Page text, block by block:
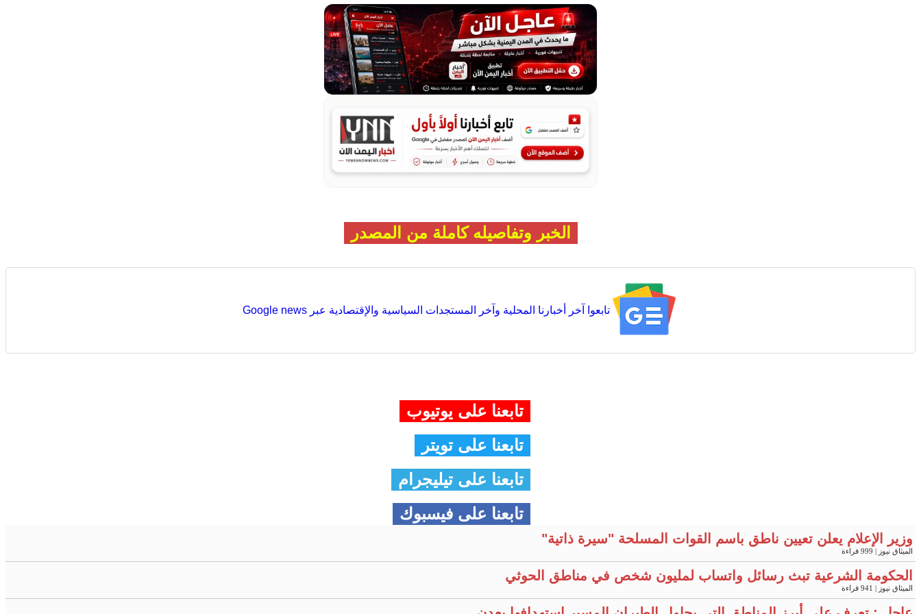
الخبر وتفاصيله كاملة من المصدر
تابعوا آخر أخبارنا المحلية وآخر المستجدات السياسية والإقتصادية عبر Google news
تابعنا على يوتيوب
تابعنا على تويتر
تابعنا على تيليجرام
تابعنا على فيسبوك
وزير الإعلام يعلن تعيين ناطق باسم القوات المسلحة "سيرة ذاتية"
الميثاق نيوز | 999 قراءة
الحكومة الشرعية تبث رسائل واتساب لمليون شخص في مناطق الحوثي
الميثاق نيوز | 941 قراءة